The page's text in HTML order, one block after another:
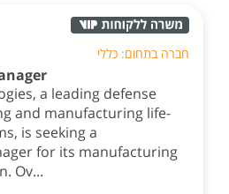
חברה בתחום: כללי
a leading defense
and manufacturing life-
is seeking a
for its manufacturing
Ov...